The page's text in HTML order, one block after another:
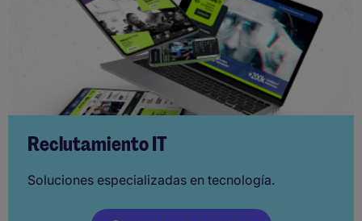
Reclutamiento IT
Soluciones especializadas en tecnología.